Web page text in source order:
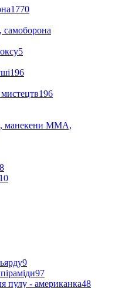
1770
самоборона
5
196
196
манекени ММА,
8
10
9
97
пулу - американка48